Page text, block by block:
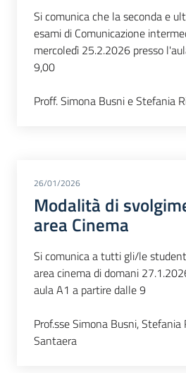
Si comunica che la seconda e
esami di Comunicazione
mercoledì 25.2.2026 presso
9,00
Proff. Simona Busni e Stefania
26/01/2026
Modalità di
area Cinema
Si comunica a tutti gli/le
area cinema di domani
aula A1 a partire dalle 9
Prof.sse Simona Busni,
Santaera